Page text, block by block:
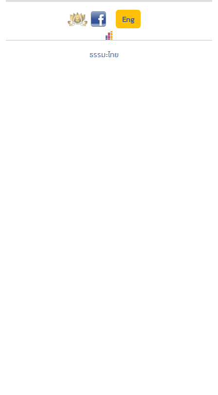
Eng
ธรรมะไทย